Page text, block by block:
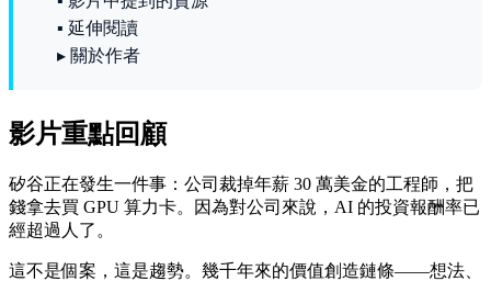
▪ 延伸閱讀
▸ 關於作者
影片重點回顧
矽谷正在發生一件事：公司裁掉年薪 30 萬美金的工程師，把
錢拿去買 GPU 算力卡。因為對公司來說，AI 的投資報酬率已
經超過人了。
這不是個案，這是趨勢。幾千年來的價值創造鏈條——想法、